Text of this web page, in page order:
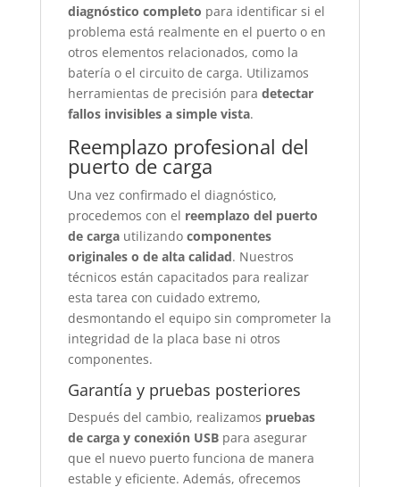
diagnóstico completo para identificar si el
problema está realmente en el puerto o en
otros elementos relacionados, como la
batería o el circuito de carga. Utilizamos
herramientas de precisión para detectar
fallos invisibles a simple vista.
Reemplazo profesional del
puerto de carga
Una vez confirmado el diagnóstico,
procedemos con el reemplazo del puerto
de cargautilizando componentes
originales o de alta calidad. Nuestros
técnicos están capacitados para realizar
esta tarea con cuidado extremo,
desmontando el equipo sin comprometer la
integridad de la placa base ni otros
componentes.
Garantía y pruebas posteriores
Después del cambio, realizamos pruebas
de carga y conexión USBpara asegurar
que el nuevo puerto funciona de manera
estable y eficiente. Además, ofrecemos